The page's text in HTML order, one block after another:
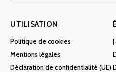
UTILISATION
Politique de cookies
Mentions légales
Déclaration de confidentialité (UE)